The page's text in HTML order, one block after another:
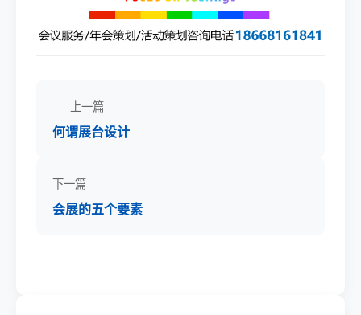
上一篇
何谓展台设计
下一篇
会展的五个要素